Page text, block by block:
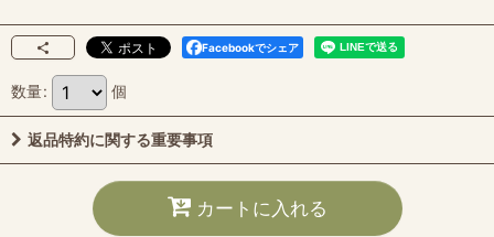
Facebookでシェア
数量: 個
返品特約に関する重要事項
カートに入れる